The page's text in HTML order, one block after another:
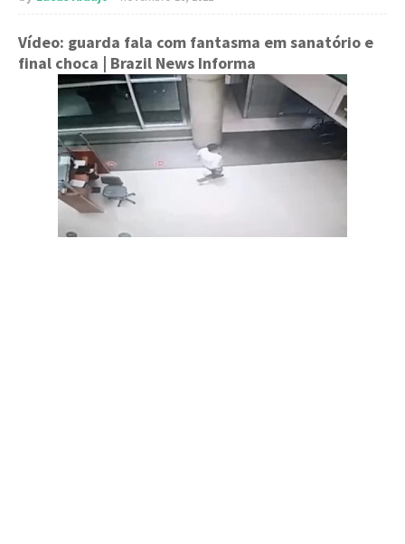
Vídeo: guarda fala com fantasma em sanatório e
final choca | Brazil News Informa